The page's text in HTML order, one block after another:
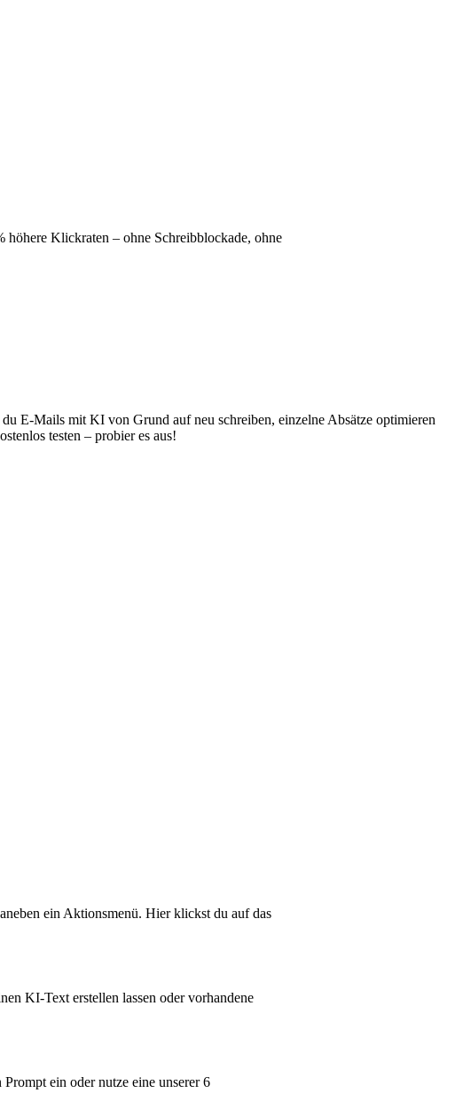
Klickraten – ohne Schreibblockade, ohne
E-Mails mit KI von Grund auf neu schreiben, einzelne Absätze optimieren
testen – probier es aus!
ein Aktionsmenü. Hier klickst du auf das
KI-Text erstellen lassen oder vorhandene
ein oder nutze eine unserer 6